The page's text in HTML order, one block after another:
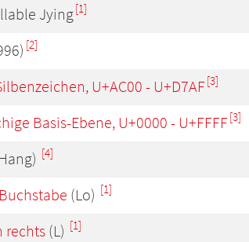
Jying[1]
[2]
U+AC00 - U+D7AF[3]
Basis-Ebene, U+0000 - U+FFFF[3]
[4]
(Lo) [1]
rechts(L) [1]